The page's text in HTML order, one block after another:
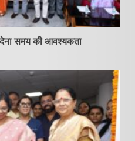
समय की आवश्यकता